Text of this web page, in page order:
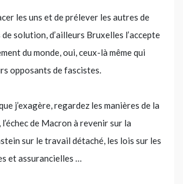
les uns et de prélever les autres de
de solution, d’ailleurs Bruxelles l’accepte
du monde, oui, ceux-là même qui
opposants de fascistes.
j’exagère, regardez les manières de la
de Macron à revenir sur la
sur le travail détaché, les lois sur les
et assurancielles …